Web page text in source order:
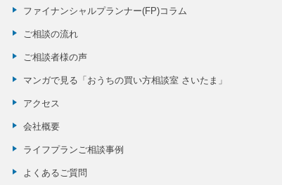
ファイナンシャルプランナー(FP)コラム
ご相談の流れ
ご相談者様の声
マンガで見る「おうちの買い方相談室 さいたま」
アクセス
会社概要
ライフプランご相談事例
よくあるご質問